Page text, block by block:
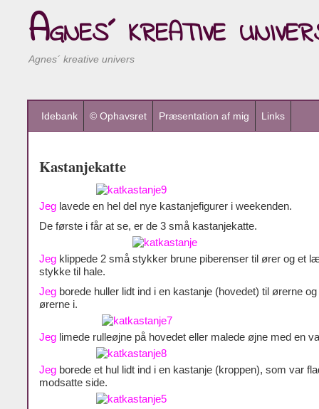
Agnes´ kreative
Agnes´ kreative univers
Idebank © Ophavsret Præsentation af mig Links
Kastanjekatte
Jeg lavede en hel del nye kastanjefigurer i weekenden.
De første i får at se, er de 3 små kastanjekatte.
Jeg klippede 2 små stykker brune piberenser til ører og et
stykke til hale.
Jeg borede huller lidt ind i en kastanje (hovedet) til ørerne
ørerne i.
Jeg limede rulleøjne på hovedet eller malede øjne med en
Jeg borede et hul lidt ind i en kastanje (kroppen), som var
modsatte side.